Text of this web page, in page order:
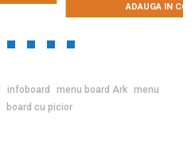
ADAUGA IN
infoboard menu board Ark menu
board cu picior